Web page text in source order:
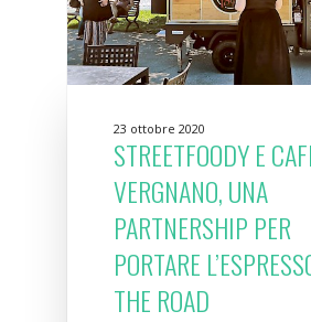
23 ottobre 2020
STREETFOODY E
VERGNANO, UNA
PARTNERSHIP PER
PORTARE
THE ROAD